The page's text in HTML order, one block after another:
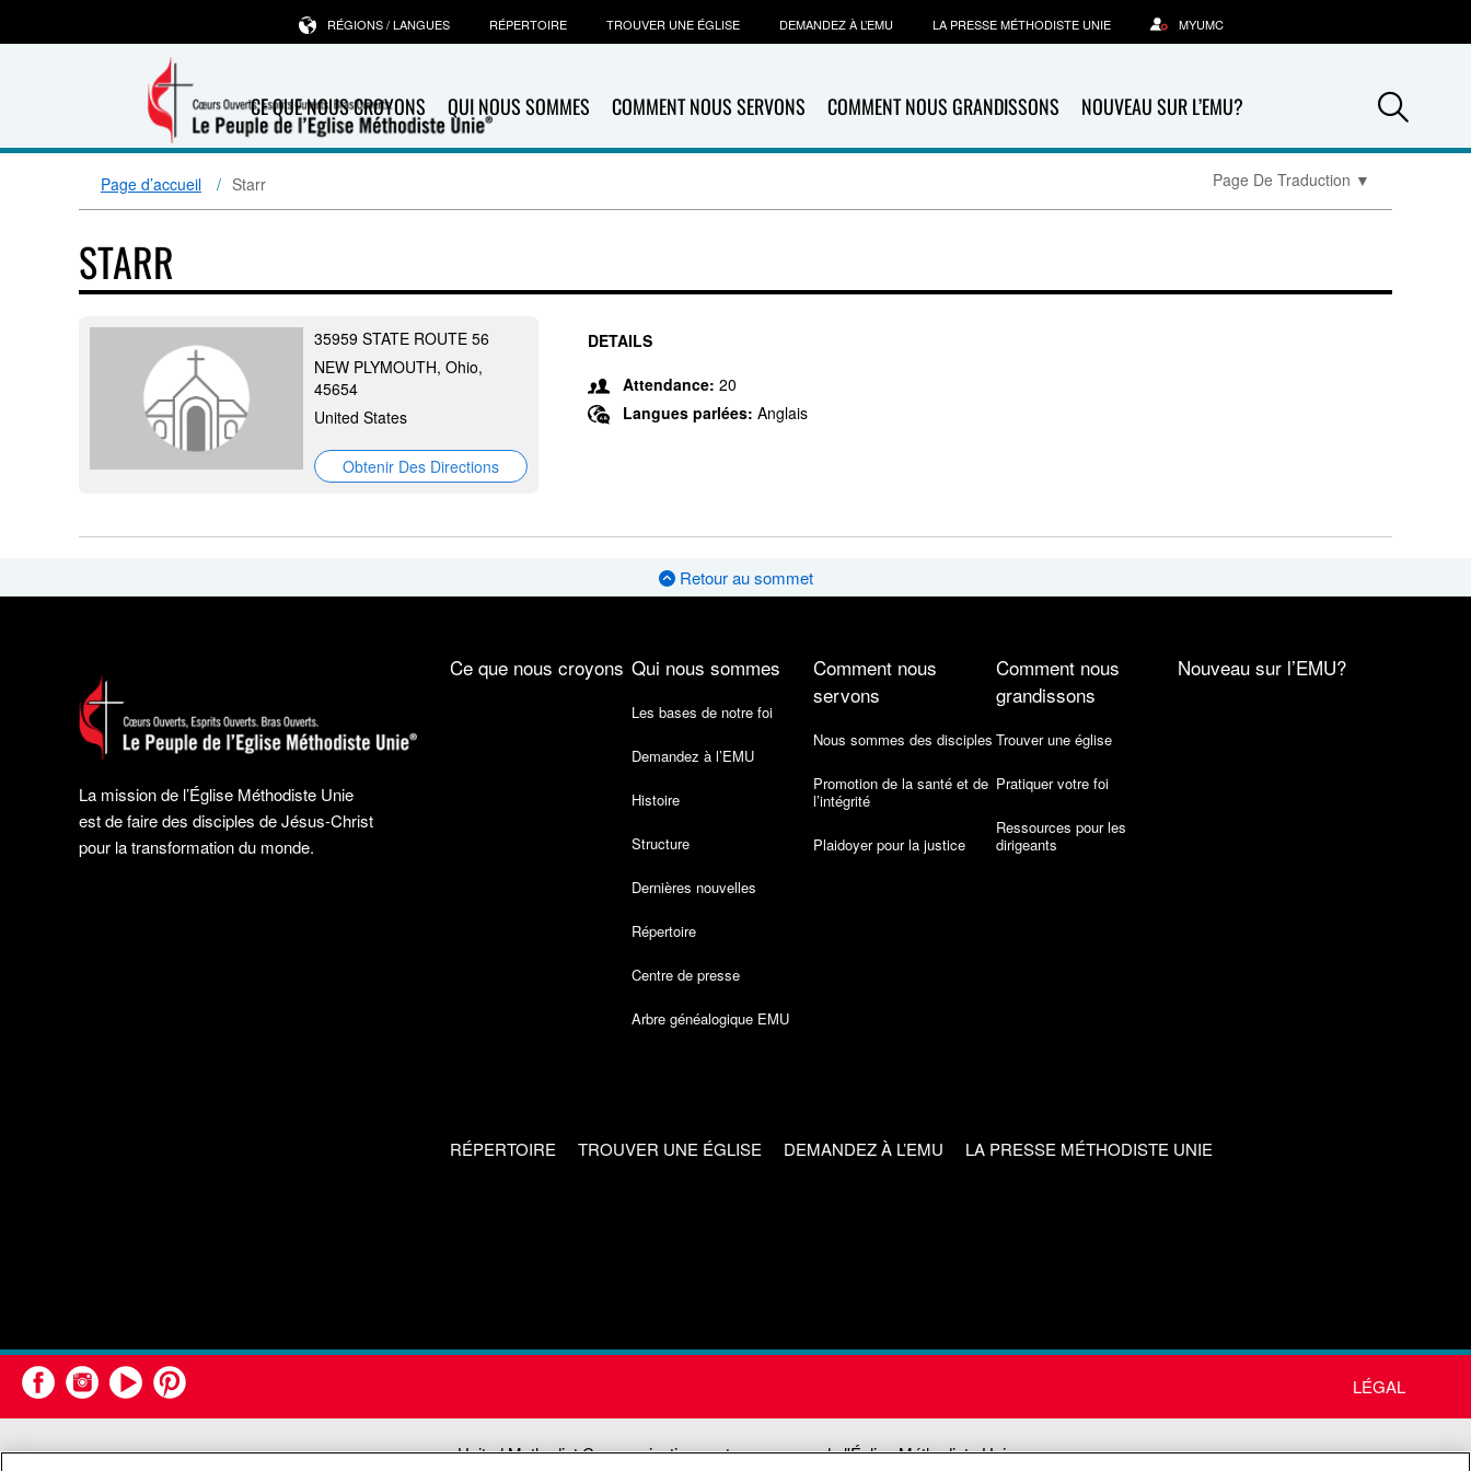
CE QUE NOUS CROYONS QUI NOUS SOMMES COMMENT NOUS SERVONS COMMENT NOUS GRANDISSONS NOUVEAU SUR L’EMU?
RÉGIONS / LANGUES RÉPERTOIRE TROUVER UNE ÉGLISE DEMANDEZ À L’EMU LA PRESSE MÉTHODISTE UNIE MYUMC
Page d’accueil Starr Page De Traduction ▼
STARR
35959 STATE ROUTE 56
NEW PLYMOUTH, Ohio,
45654
United States
Obtenir Des Directions
DETAILS
Attendance: 20
Langues parlées: Anglais
Retour au sommet
La mission de l’Église Méthodiste Unie
est de faire des disciples de Jésus-Christ
pour la transformation du monde.
Ce que nous croyons Qui nous sommes
Les bases de notre foi
Demandez à l’EMU
Histoire
Structure
Dernières nouvelles
Répertoire
Centre de presse
Arbre généalogique EMU
Comment nous
servons
Nous sommes des disciples
Promotion de la santé et de
l’intégrité
Plaidoyer pour la justice
Comment nous
grandissons
Trouver une église
Pratiquer votre foi
Ressources pour les
dirigeants
Nouveau sur l’EMU?
RÉPERTOIRE TROUVER UNE ÉGLISE DEMANDEZ À L’EMU LA PRESSE MÉTHODISTE UNIE
LÉGAL
United Methodist Communications est une agence de l'Église Méthodiste Unie